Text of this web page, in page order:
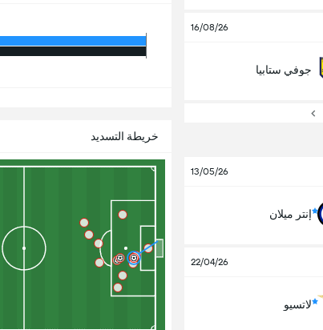
16/08/26
جوفي ستابيا
13/05/26
إنتر ميلان
22/04/26
لاتسيو
خريطة التسديد